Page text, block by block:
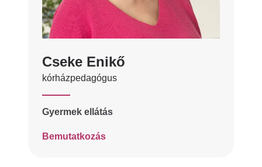
Cseke Enikő
kórházpedagógus
Gyermek ellátás
Bemutatkozás